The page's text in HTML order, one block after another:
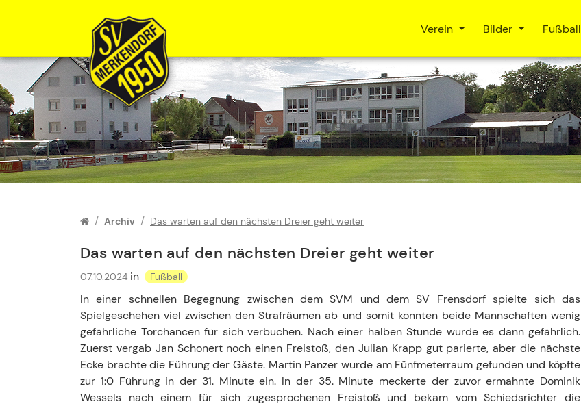
Zum Inhalt springen
Verein Bilder Fußball
Archiv Das warten auf den nächsten Dreier geht weiter
Das warten auf den nächsten Dreier geht weiter
07.10.2024 in Fußball
In einer schnellen Begegnung zwischen dem SVM und dem SV Frensdorf spielte sich das
Spielgeschehen viel zwischen den Strafräumen ab und somit konnten beide Mannschaften wenig
gefährliche Torchancen für sich verbuchen. Nach einer halben Stunde wurde es dann gefährlich.
Zuerst vergab Jan Schonert noch einen Freistoß, den Julian Krapp gut parierte, aber die nächste
Ecke brachte die Führung der Gäste. Martin Panzer wurde am Fünfmeterraum gefunden und köpfte
zur 1:0 Führung in der 31. Minute ein. In der 35. Minute meckerte der zuvor ermahnte Dominik
Wessels nach einem für sich zugesprochenen Freistoß und bekam vom Schiedsrichter die